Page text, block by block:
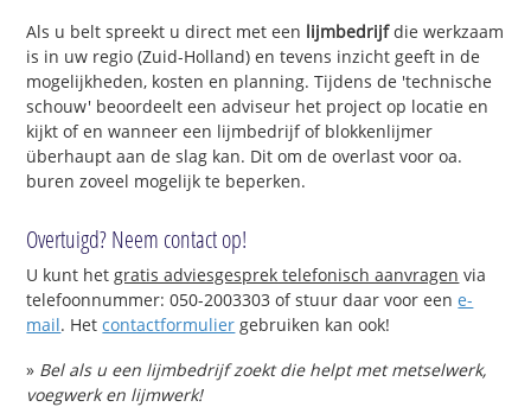
Als u belt spreekt u direct met een lijmbedrijfdie werkzaam
is in uw regio (Zuid-Holland) en tevens inzicht geeft in de
mogelijkheden, kosten en planning. Tijdens de 'technische
schouw' beoordeelt een adviseur het project op locatie en
kijkt of en wanneer een lijmbedrijf of blokkenlijmer
überhaupt aan de slag kan. Dit om de overlast voor oa.
buren zoveel mogelijk te beperken.
Overtuigd? Neem contact op!
U kunt hetgratis adviesgesprek telefonisch aanvragen via
telefoonnummer: 050-2003303 of stuur daar voor eene-
mail. Hetcontactformulier gebruiken kan ook!
» Bel als u een lijmbedrijf zoekt die helpt met metselwerk,
voegwerk en lijmwerk!